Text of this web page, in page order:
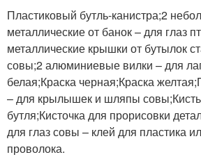
Пластиковый бутль-канистра;2
металлические от банок – для глаз
металлические крышки от бутылок
совы;2 алюминиевые вилки – для
белая;Краска черная;Краска
– для крылышек и шляпы совы;Кисть
бутля;Кисточка для прорисовки
для глаз совы – клей для пластика
проволока.